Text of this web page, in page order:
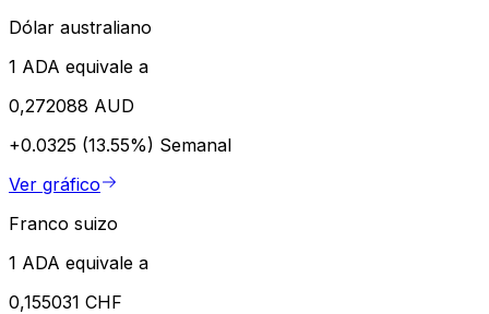
Dólar australiano
1 ADA equivale a
0,272088 AUD
+0.0325 (13.55%) Semanal
Ver gráfico
Franco suizo
1 ADA equivale a
0,155031 CHF